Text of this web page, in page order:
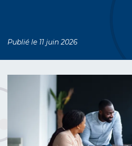
Publié le 11 juin 2026